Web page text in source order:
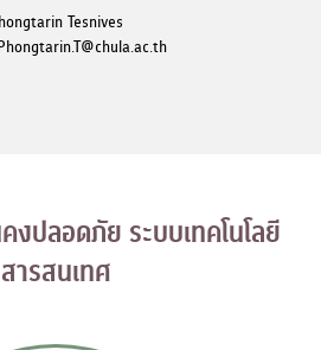
Tesnives
ปลอดภัย ระบบเทคโนโลยี
สารสนเทศ